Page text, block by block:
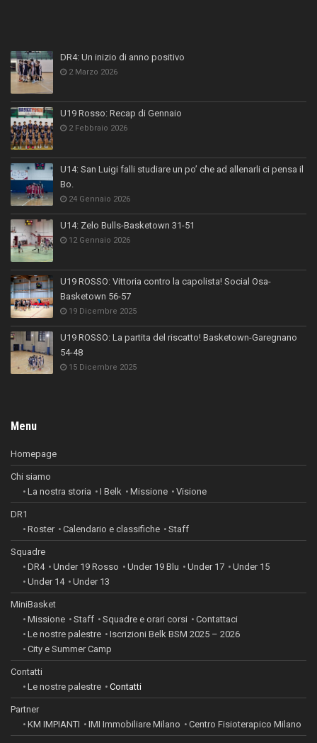
DR4: Un inizio di anno positivo
2 Marzo 2026
U19 Rosso: Recap di Gennaio
2 Febbraio 2026
U14: San Luigi falli studiare un po’ che ad allenarli ci pensa il
Bo.
24 Gennaio 2026
U14: Zelo Bulls-Basketown 31-51
12 Gennaio 2026
U19 ROSSO: Vittoria contro la capolista! Social Osa-
Basketown 56-57
19 Dicembre 2025
U19 ROSSO: La partita del riscatto! Basketown-Garegnano
54-48
15 Dicembre 2025
Menu
Homepage
Chi siamo
La nostra storia
I Belk Missione Visione
DR1
Roster
Calendario e classifiche Staff
Squadre
DR4
Under 19 Rosso Under 19 Blu Under 17
Under 15
Under 14
Under 13
MiniBasket
Missione
Staff Squadre e orari corsi
Contattaci
Le nostre palestre
Iscrizioni Belk BSM 2025 – 2026
City e Summer Camp
Contatti
Le nostre palestre
Contatti
Partner
KM IMPIANTI
IMI Immobiliare Milano Centro Fisioterapico Milano